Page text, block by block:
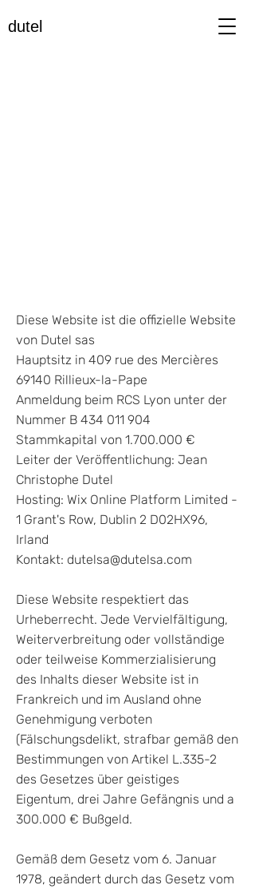
dutel
Diese Website ist die offizielle Website
von Dutel sas
Hauptsitz in 409 rue des Mercières
69140 Rillieux-la-Pape
Anmeldung beim RCS Lyon unter der
Nummer B 434 011 904
Stammkapital von 1.700.000 €
Leiter der Veröffentlichung: Jean
Christophe Dutel
Hosting: Wix Online Platform Limited -
1 Grant's Row, Dublin 2 D02HX96,
Irland
Kontakt: dutelsa@dutelsa.com
Diese Website respektiert das
Urheberrecht. Jede Vervielfältigung,
Weiterverbreitung oder vollständige
oder teilweise Kommerzialisierung
des Inhalts dieser Website ist in
Frankreich und im Ausland ohne
Genehmigung verboten
(Fälschungsdelikt, strafbar gemäß den
Bestimmungen von Artikel L.335-2
des Gesetzes über geistiges
Eigentum, drei Jahre Gefängnis und a
300.000 € Bußgeld.
Gemäß dem Gesetz vom 6. Januar
1978, geändert durch das Gesetz vom